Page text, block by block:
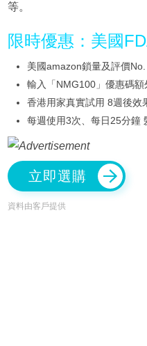
等。
限時優惠：美國
美國amazon鎖量及評價No.
輸入「NMG100」優惠碼額
香港用家真實試用 8週後效
每週使用3次、每日25分鐘
立即選購
資料由客戶提供